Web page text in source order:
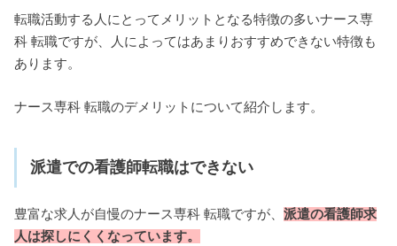
転職活動する人にとってメリットとなる特徴の多いナース専
科 転職ですが、人によってはあまりおすすめできない特徴も
あります。
ナース専科 転職のデメリットについて紹介します。
派遣での看護師転職はできない
豊富な求人が自慢のナース専科 転職ですが、派遣の看護師求
人は探しにくくなっています。